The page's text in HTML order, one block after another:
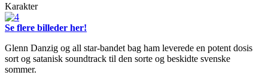
Karakter
Se flere billeder her!
Glenn Danzig og all star-bandet bag ham leverede en potent dosis
sort og satanisk soundtrack til den sorte og beskidte svenske
sommer.